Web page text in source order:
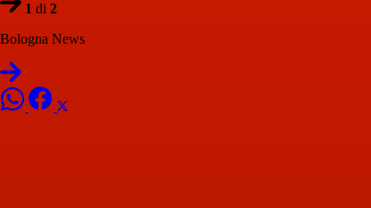
1 di 2
Bologna News